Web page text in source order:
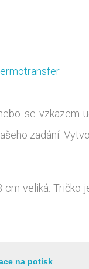
se vzkazem
zadání.
veliká. Tričko
na potisk